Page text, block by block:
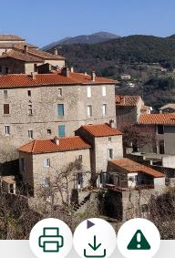
ImprimerTéléchargerSignaler